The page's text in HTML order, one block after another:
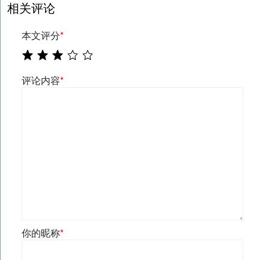
相关评论
本文评分*
评论内容*
你的昵称*